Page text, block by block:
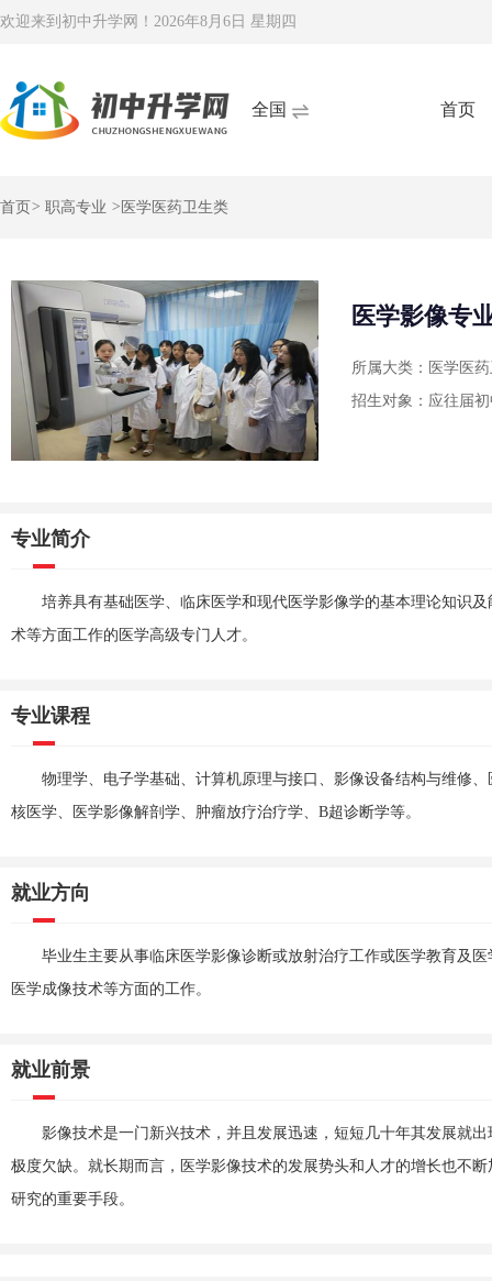
欢迎来到初中升学网！ 2026年8月6日 星期四
全国 首页
首页 > 职高专业 > 医学医药卫生类
医学影像专
所属大类：医学医
招生对象：应往届
专业简介
培养具有基础医学、临床医学和现代医学影像学的基本理论知识
术等方面工作的医学高级专门人才。
专业课程
物理学、电子学基础、计算机原理与接口、影像设备结构与维修
核医学、医学影像解剖学、肿瘤放疗治疗学、B超诊断学等。
就业方向
毕业生主要从事临床医学影像诊断或放射治疗工作或医学教育及
医学成像技术等方面的工作。
就业前景
影像技术是一门新兴技术，并且发展迅速，短短几十年其发展就
极度欠缺。就长期而言，医学影像技术的发展势头和人才的增长也不
研究的重要手段。